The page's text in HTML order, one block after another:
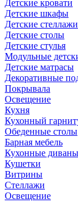
Детские кровати
Детские шкафы
Детские стеллажи
Детские столы
Детские стулья
Модульные
Детские матрасы
Декоративные
Покрывала
Освещение
Кухня
Кухонный
Обеденные столы
Барная мебель
Кухонные диваны
Кушетки
Витрины
Стеллажи
Освещение